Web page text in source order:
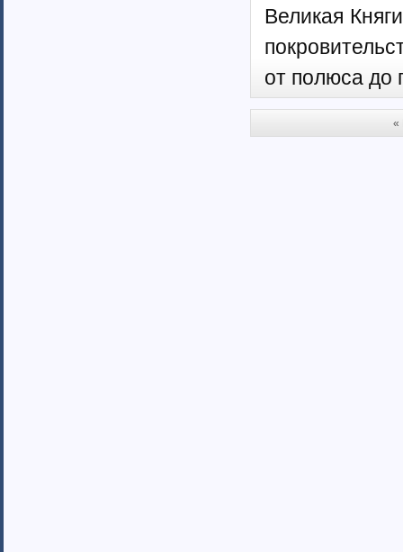
Великая
от полюса до
«